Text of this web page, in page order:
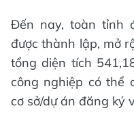
Đến nay, toàn tỉnh
được thành lập, mở
tổng diện tích
công nghiệp có thể
cơ sở/dự án đăng ký